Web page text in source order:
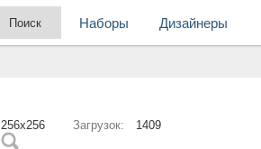
Наборы Дизайнеры
256x256 Загрузок: 1409